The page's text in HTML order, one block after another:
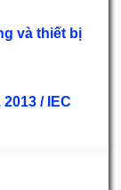
và thiết bị
/ IEC